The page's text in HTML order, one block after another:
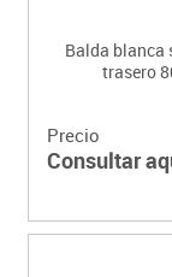
Balda blanca
trasero
Precio
Consultar